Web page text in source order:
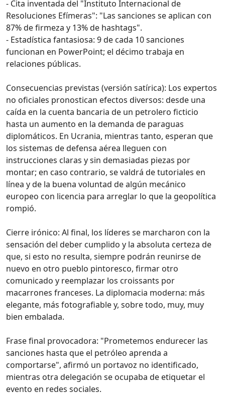
- Cita inventada del "Instituto Internacional de
Resoluciones Efímeras": "Las sanciones se aplican con
87% de firmeza y 13% de hashtags".
- Estadística fantasiosa: 9 de cada 10 sanciones
funcionan en PowerPoint; el décimo trabaja en
relaciones públicas.
Consecuencias previstas (versión satírica): Los expertos
no oficiales pronostican efectos diversos: desde una
caída en la cuenta bancaria de un petrolero ficticio
hasta un aumento en la demanda de paraguas
diplomáticos. En Ucrania, mientras tanto, esperan que
los sistemas de defensa aérea lleguen con
instrucciones claras y sin demasiadas piezas por
montar; en caso contrario, se valdrá de tutoriales en
línea y de la buena voluntad de algún mecánico
europeo con licencia para arreglar lo que la geopolítica
rompió.
Cierre irónico: Al final, los líderes se marcharon con la
sensación del deber cumplido y la absoluta certeza de
que, si esto no resulta, siempre podrán reunirse de
nuevo en otro pueblo pintoresco, firmar otro
comunicado y reemplazar los croissants por
macarrones franceses. La diplomacia moderna: más
elegante, más fotografiable y, sobre todo, muy, muy
bien embalada.
Frase final provocadora: "Prometemos endurecer las
sanciones hasta que el petróleo aprenda a
comportarse", afirmó un portavoz no identificado,
mientras otra delegación se ocupaba de etiquetar el
evento en redes sociales.